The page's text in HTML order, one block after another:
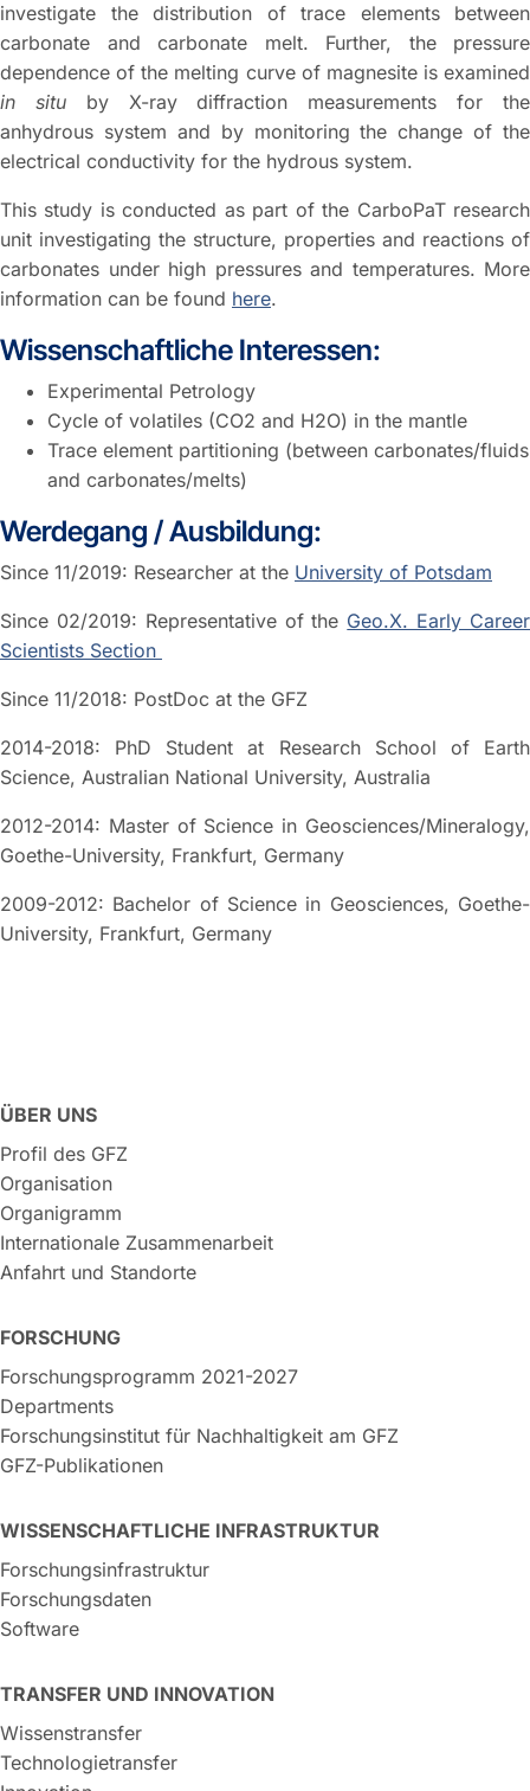
investigate the distribution of trace elements between
carbonate and carbonate melt. Further, the pressure
dependence of the melting curve of magnesite is examined
in situby X-ray diffraction measurements for the
anhydrous system and by monitoring the change of the
electrical conductivity for the hydrous system.
This study is conducted as part of the CarboPaT research
unit investigating the structure, properties and reactions of
carbonates under high pressures and temperatures. More
information can be found here.
Wissenschaftliche Interessen:
Experimental Petrology
Cycle of volatiles (CO2 and H2O) in the mantle
Trace element partitioning (between carbonates/fluids
and carbonates/melts)
Werdegang / Ausbildung:
Since 11/2019: Researcher at the University of Potsdam
Since 02/2019: Representative of the Geo.X. Early Career
Scientists Section
Since 11/2018: PostDoc at the GFZ
2014-2018: PhD Student at Research School of Earth
Science, Australian National University, Australia
2012-2014: Master of Science in Geosciences/Mineralogy,
Goethe-University, Frankfurt, Germany
2009-2012: Bachelor of Science in Geosciences, Goethe-
University, Frankfurt, Germany
ÜBER UNS
Profil des GFZ
Organisation
Organigramm
Internationale Zusammenarbeit
Anfahrt und Standorte
FORSCHUNG
Forschungsprogramm 2021-2027
Departments
Forschungsinstitut für Nachhaltigkeit am GFZ
GFZ-Publikationen
WISSENSCHAFTLICHE INFRASTRUKTUR
Forschungsinfrastruktur
Forschungsdaten
Software
TRANSFER UND INNOVATION
Wissenstransfer
Technologietransfer